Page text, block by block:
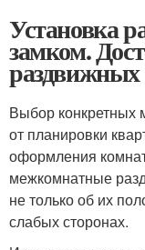
Установка
замком.
Выбор конкретных
от планировки
оформления
межкомнатные
не только об их
слабых сторонах.